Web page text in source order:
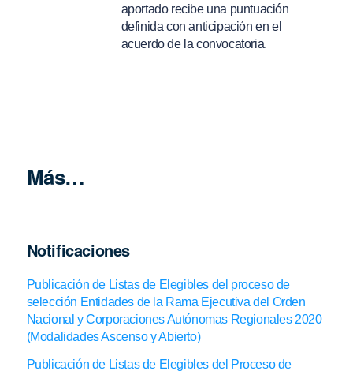
aportado recibe una puntuación
definida con anticipación en el
acuerdo de la convocatoria.
Más…
Notificaciones
Publicación de Listas de Elegibles del proceso de
selección Entidades de la Rama Ejecutiva del Orden
Nacional y Corporaciones Autónomas Regionales 2020
(Modalidades Ascenso y Abierto)
Publicación de Listas de Elegibles del Proceso de